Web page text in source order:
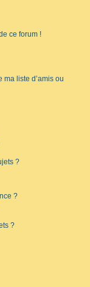
ce forum !
liste d’amis ou
?
?
?